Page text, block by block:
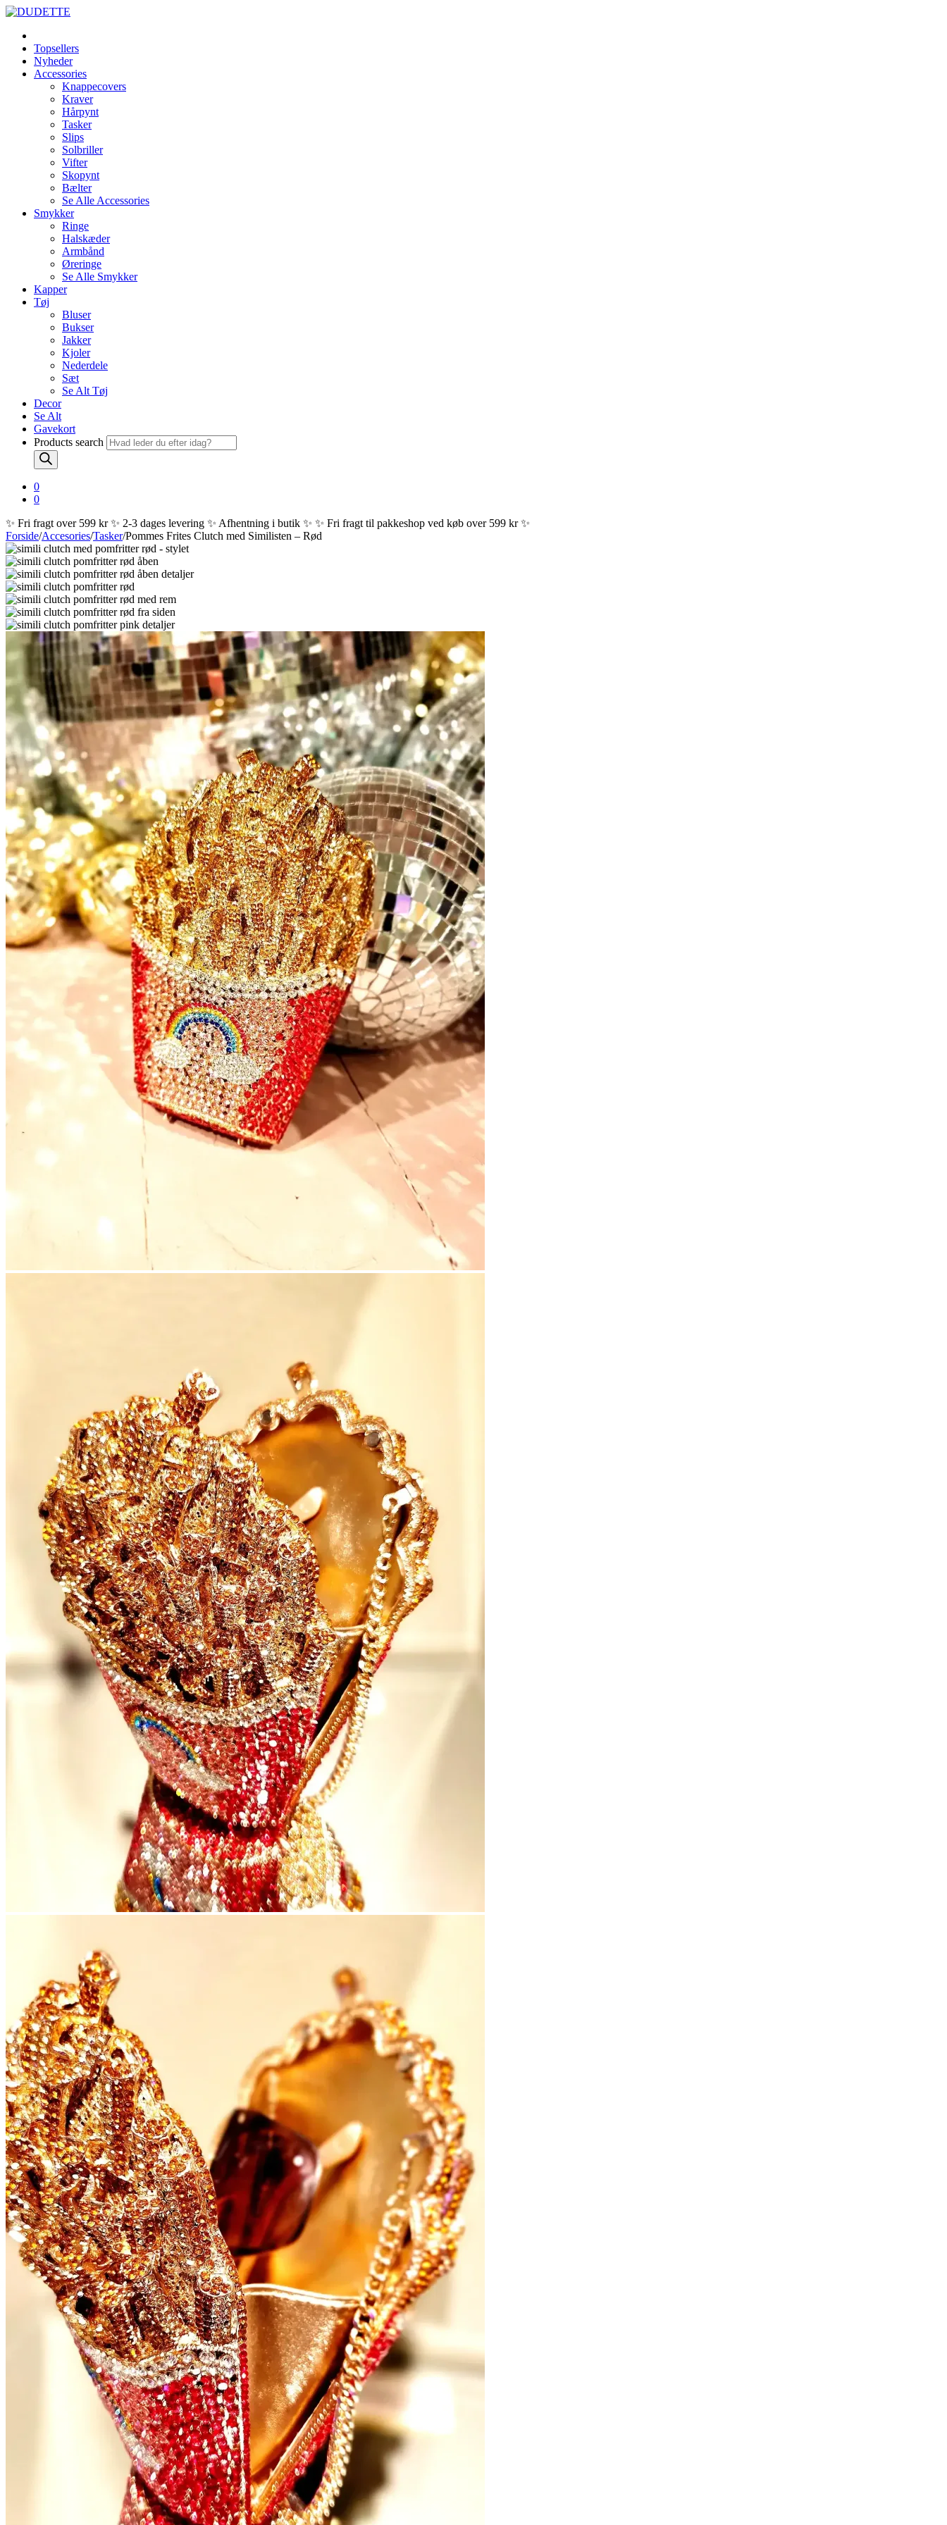
Topsellers
Nyheder
Accessories
Knappecovers
Kraver
Hårpynt
Tasker
Slips
Solbriller
Vifter
Skopynt
Bælter
Se Alle Accessories
Smykker
Ringe
Halskæder
Armbånd
Øreringe
Se Alle Smykker
Kapper
Tøj
Bluser
Bukser
Jakker
Kjoler
Nederdele
Sæt
Se Alt Tøj
Decor
Se Alt
Gavekort
Products search
0
0
✨ Fri fragt over 599 kr ✨ 2-3 dages levering ✨ Afhentning i butik ✨ ✨ Fri fragt til pakkeshop ved køb over 599 kr ✨
Forside/Accesories/Tasker/Pommes Frites Clutch med Similisten – Rød